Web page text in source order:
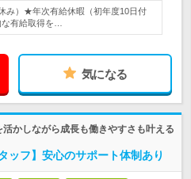
み）★年次有給休暇（初年度10日付
有給取得を…
気になる
かしながら成長も働きやすさも叶える
ッフ】安心のサポート体制あり